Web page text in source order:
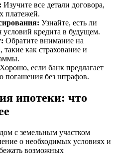
Изучите все детали договора,
платежей.
Узнайте, есть ли
кредита в будущем.
Обратите внимание на
как страхование и
Хорошо, если банк предлагает
погашения без штрафов.
ипотеки: что
с земельным участком
о необходимых условиях и
возможных